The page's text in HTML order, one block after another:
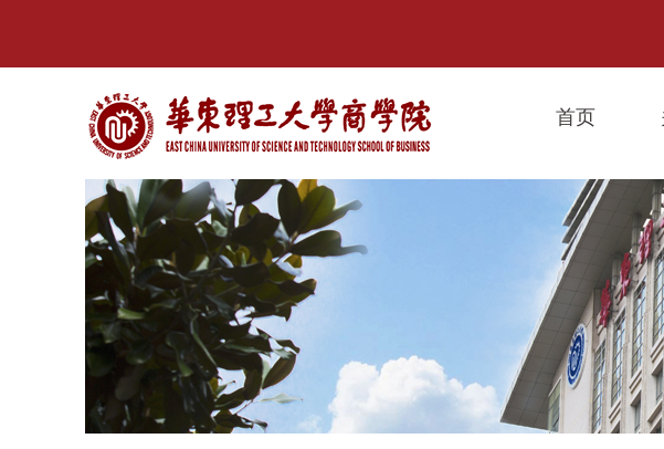
首页